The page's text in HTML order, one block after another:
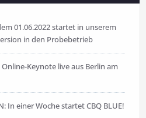
01.06.2022 startet in unserem
in den Probebetrieb
Online-Keynote live aus Berlin am
In einer Woche startet CBQ BLUE!